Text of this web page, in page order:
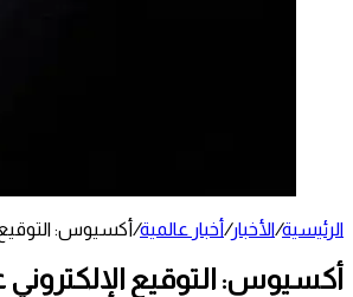
الرئيسية/الأخبار/أخبار عالمية/أكسيوس: التوقيع
أكسيوس: التوقيع الإلكتروني